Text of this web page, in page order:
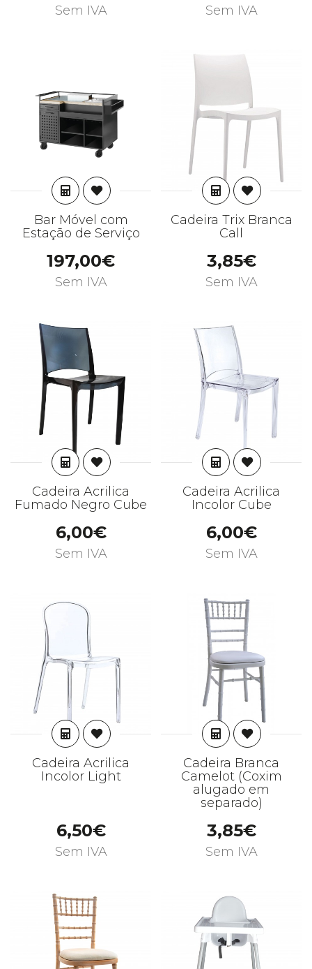
Sem IVA Sem IVA
ADICIONAR
Bar Móvel com
Estação de Serviço
197,00€
Sem IVA
ADICIONAR
Cadeira Trix Branca
Call
3,85€
Sem IVA
ADICIONAR
Cadeira Acrilica
Fumado Negro Cube
6,00€
Sem IVA
ADICIONAR
Cadeira Acrilica
Incolor Cube
6,00€
Sem IVA
ADICIONAR
Cadeira Acrilica
Incolor Light
6,50€
Sem IVA
ADICIONAR
Cadeira Branca
Camelot (Coxim
alugado em
separado)
3,85€
Sem IVA